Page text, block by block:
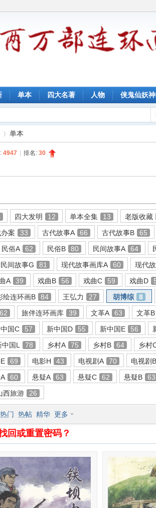
单本 四大名著 人物 侠鬼仙妖神
单本
4947 排名: 30
四大发明 12 单本全集 13
老版收藏
案 33 古代故事A 66 古代故事B
65
民俗A 62 民俗B 80 民间故事A 64
民间故事G 81 现代故事画库A 60
现代
A 39 戏曲B 56 戏曲C 59 戏曲D
绘连环画B 84 王弘力 27 胡博综
8
62 旅伴连环画库 39 文革A 63
文革B
国C 57 新中国D 55 新中国E 56
中国L 78 乡村A 75 乡村B 64
乡村
69 电影H 43 电视剧A 70
电视剧B
60 悬疑A 63 悬疑C 62 悬疑B
63
西旅游 26
热门 热帖 精华 更多
回或重置密码？